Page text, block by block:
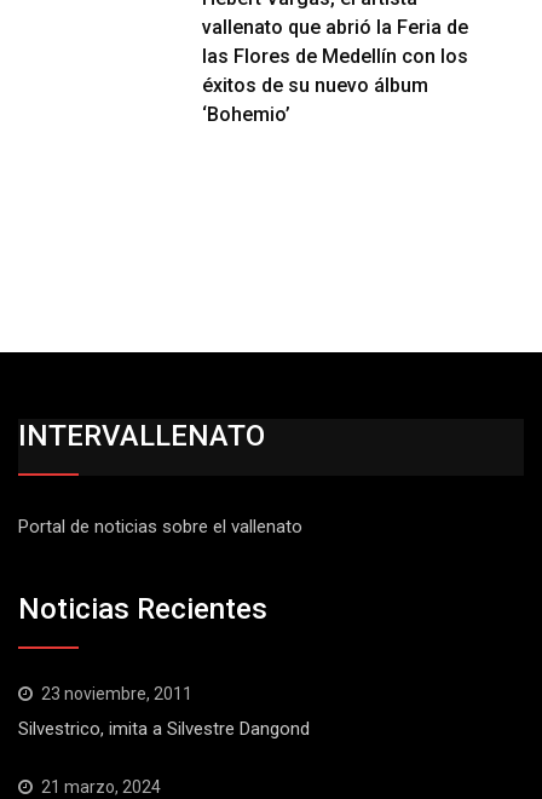
vallenato que abrió la Feria de
las Flores de Medellín con los
éxitos de su nuevo álbum
‘Bohemio’
INTERVALLENATO
Portal de noticias sobre el vallenato
Noticias Recientes
23 noviembre, 2011
Silvestrico, imita a Silvestre Dangond
21 marzo, 2024